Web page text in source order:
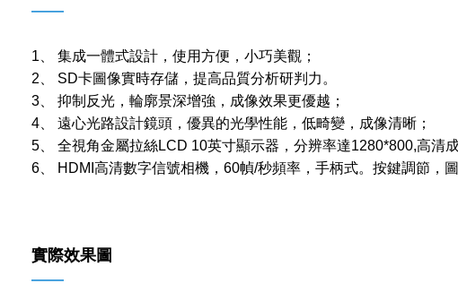
——
1、 集成一體式設計，使用方便，小巧美觀；
2、 SD卡圖像實時存儲，提高品質分析研判力。
3、 抑制反光，輪廓景深增強，成像效果更優越；
4、 遠心光路設計鏡頭，優異的光學性能，低畸變，成像清晰；
5、 全視角金屬拉絲LCD 10英寸顯示器，分辨率達1280*800,高清
6、 HDMI高清數字信號相機，60幀/秒頻率，手柄式。按鍵調節，
實際效果圖
——